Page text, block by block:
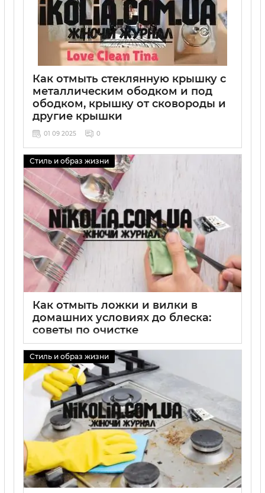
Как отмыть стеклянную крышку с
металлическим ободком и под
ободком, крышку от сковороды и
другие крышки
01 09 2025 0
Стиль и образ жизни
Как отмыть ложки и вилки в
домашних условиях до блеска:
советы по очистке
Стиль и образ жизни